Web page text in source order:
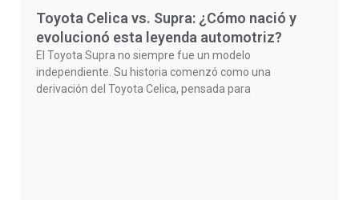
Toyota Celica vs. Supra: ¿Cómo nació y
evolucionó esta leyenda automotriz?
El Toyota Supra no siempre fue un modelo
independiente. Su historia comenzó como una
derivación del Toyota Celica, pensada para